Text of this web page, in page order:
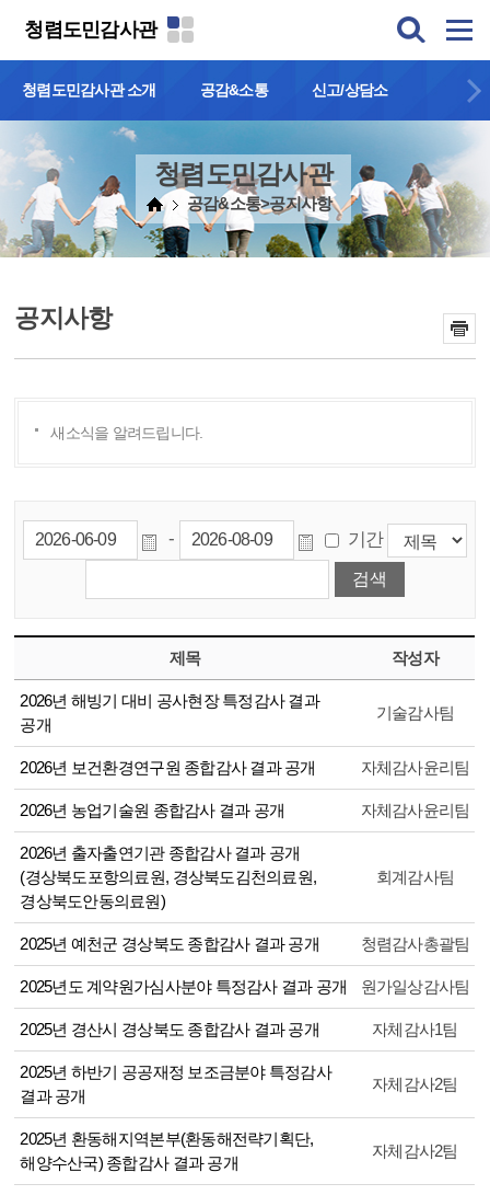
청렴도민감사관
청렴도민감사관 소개 공감&소통 신고/상담소
청렴도민감사관
공감&소통>공지사항
공지사항
새소식을 알려드립니다.
- 기간
제목 작성자
2026년 해빙기 대비 공사현장 특정감사 결과
공개
기술감사팀
2026년 보건환경연구원 종합감사 결과 공개 자체감사윤리팀
2026년 농업기술원 종합감사 결과 공개 자체감사윤리팀
2026년 출자출연기관 종합감사 결과 공개
(경상북도포항의료원, 경상북도김천의료원,
경상북도안동의료원)
회계감사팀
2025년 예천군 경상북도 종합감사 결과 공개 청렴감사총괄팀
2025년도 계약원가심사분야 특정감사 결과 공개 원가일상감사팀
2025년 경산시 경상북도 종합감사 결과 공개 자체감사1팀
2025년 하반기 공공재정 보조금분야 특정감사
결과 공개
자체감사2팀
2025년 환동해지역본부(환동해전략기획단,
해양수산국) 종합감사 결과 공개
자체감사2팀